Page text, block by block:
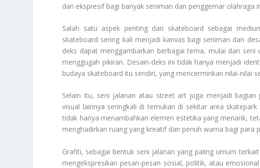
dan ekspresif bagi banyak seniman dan penggemar olahraga
Salah satu aspek penting dari skateboard sebagai
skateboard sering kali menjadi kanvas bagi seniman dan
deks dapat menggambarkan berbagai tema, mulai dari
menggugah pikiran. Desain-deks ini tidak hanya menjadi
budaya skateboard itu sendiri, yang mencerminkan nilai-nilai
Selain itu, seni jalanan atau street art juga menjadi
visual lainnya seringkali di temukan di sekitar area
tidak hanya menambahkan elemen estetika yang menarik,
menghadirkan ruang yang kreatif dan penuh warna bagi para
Grafiti, sebagai bentuk seni jalanan yang paling umum
mengekspresikan pesan-pesan sosial, politik, atau